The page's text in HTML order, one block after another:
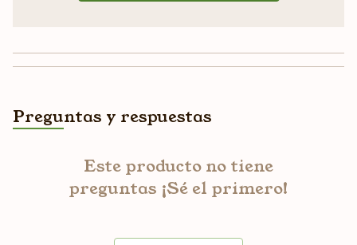
Preguntas y respuestas
Este producto no tiene
preguntas ¡Sé el primero!